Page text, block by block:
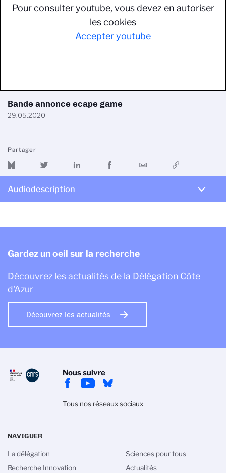
Pour consulter youtube, vous devez en autoriser
les cookies
Accepter youtube
Bande annonce ecape game
29.05.2020
Partager
Audiodescription
Gardez un oeil sur la recherche
Découvrez les actualités de la Délégation Côte
d'Azur
Découvrez les actualités
Nous suivre
Tous nos réseaux sociaux
NAVIGUER
La délégation
Recherche Innovation
Sciences pour tous
Actualités
Gestion des cookies